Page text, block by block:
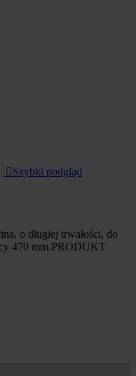
 Szybki podgląd
o długiej trwałości, do
470 mm.PRODUKT